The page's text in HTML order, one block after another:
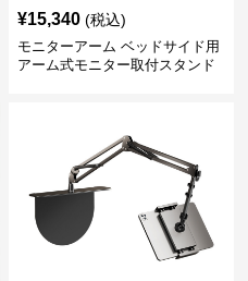
¥15,340 (税込)
モニターアーム ベッドサイド用
アーム式モニター取付スタンド